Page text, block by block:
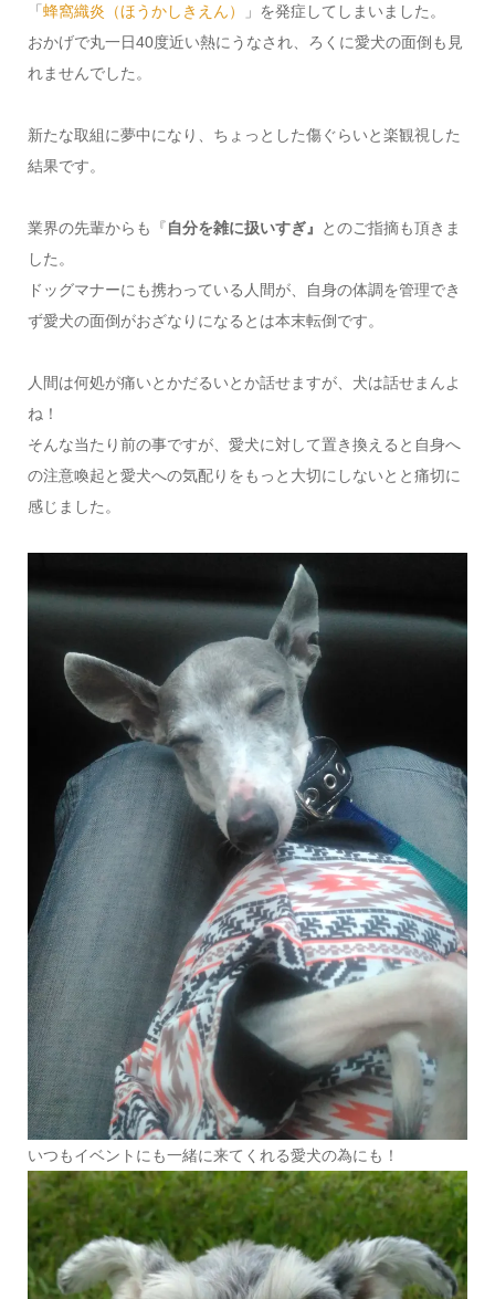
「 蜂窩織炎（ほうかしきえん）
」を発症してしまいました。
おかげで丸一日40度近い熱にうなされ、ろくに愛犬の面倒も見
れませんでした。
新たな取組に夢中になり、ちょっとした傷ぐらいと楽観視した
結果です。
業界の先輩からも『自分を雑に扱いすぎ』
とのご指摘も頂きま
した。
ドッグマナーにも携わっている人間が、自身の体調を管理でき
ず愛犬の面倒がおざなりになるとは本末転倒です。
人間は何処が痛いとかだるいとか話せますが、犬は話せまんよ
ね！
そんな当たり前の事ですが、愛犬に対して置き換えると自身へ
の注意喚起と愛犬への気配りをもっと大切にしないとと痛切に
感じました。
いつもイベントにも一緒に来てくれる愛犬の為にも！